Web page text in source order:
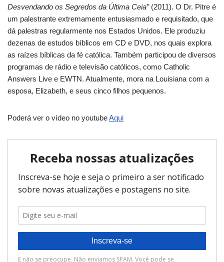
Desvendando os Segredos da Última Ceia”(2011). O Dr. Pitre é
um palestrante extremamente entusiasmado e requisitado, que
dá palestras regularmente nos Estados Unidos. Ele produziu
dezenas de estudos bíblicos em CD e DVD, nos quais explora
as raízes bíblicas da fé católica. Também participou de diversos
programas de rádio e televisão católicos, como Catholic
Answers Live e EWTN. Atualmente, mora na Louisiana com a
esposa, Elizabeth, e seus cinco filhos pequenos.
Poderá ver o vídeo no youtubeAqui